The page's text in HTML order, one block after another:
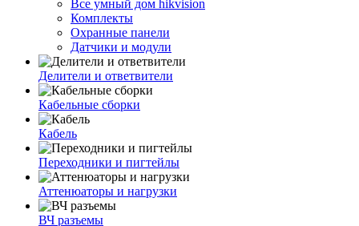
Все умный дом hikvision
Комплекты
Охранные панели
Датчики и модули
Делители и ответвители
Кабельные сборки
Кабель
Переходники и пигтейлы
Аттенюаторы и нагрузки
ВЧ разъемы